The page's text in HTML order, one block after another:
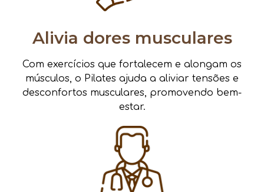
Alivia dores musculares
Com exercícios que fortalecem e alongam os
músculos, o Pilates ajuda a aliviar tensões e
desconfortos musculares, promovendo bem-
estar.